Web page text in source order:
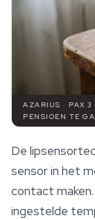
AZARIUS · PAX
PENSIOEN TE
De
sensor in het
contact
ingestelde